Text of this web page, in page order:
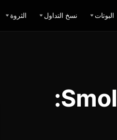
البوتات نسخ التداول الثروة
حاسبة تبديل Smol pep JPY: